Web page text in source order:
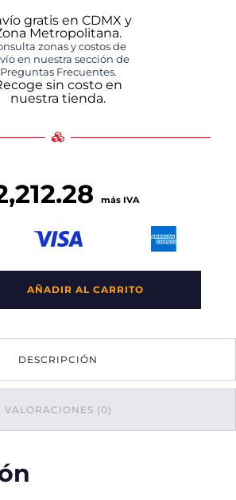
gratis en CDMX y
Metropolitana.
zonas y costos de
en nuestra sección de
Preguntas Frecuentes.
sin costo en
nuestra tienda.
más IVA
AÑADIR AL CARRITO
DESCRIPCIÓN
VALORACIONES (0)